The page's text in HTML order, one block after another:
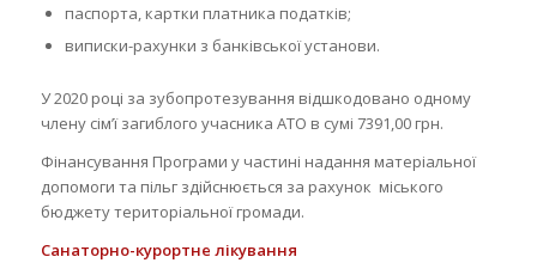
паспорта, картки платника податків;
виписки-рахунки з банківської установи.
У 2020 році за зубопротезування відшкодовано одному
члену сім’ї загиблого учасника АТО в сумі 7391,00 грн.
Фінансування Програми у частині надання матеріальної
допомоги та пільг здійснюється за рахунок міського
бюджету територіальної громади.
Санаторно-курортне лікування